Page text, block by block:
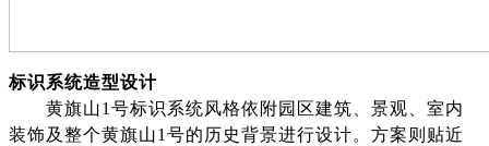
标识系统造型设计
黄旗山1号标识系统风格依附园区建筑、景观、室内
装饰及整个黄旗山1号的历史背景进行设计。方案则贴近